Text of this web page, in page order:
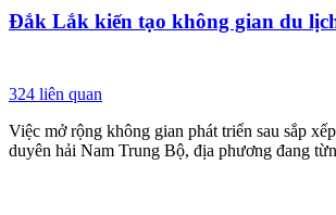
Đắk Lắk kiến tạo không gian du
324 liên quan
Việc mở rộng không gian phát triển sau sắp
duyên hải Nam Trung Bộ, địa phương đang